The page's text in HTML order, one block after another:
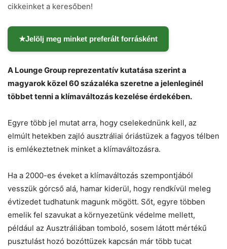
cikkeinket a keresőben!
★Jelölj meg minket preferált forrásként
A Lounge Group reprezentatív kutatása szerint a
magyarok közel 60 százaléka szeretne a jelenleginél
többet tenni a klímaváltozás kezelése érdekében.
Egyre több jel mutat arra, hogy cselekednünk kell, az
elmúlt hetekben zajló ausztráliai óriástüzek a fagyos télben
is emlékeztetnek minket a klímaváltozásra.
Ha a 2000-es éveket a klímaváltozás szempontjából
vesszük górcső alá, hamar kiderül, hogy rendkívül meleg
évtizedet tudhatunk magunk mögött. Sőt, egyre többen
emelik fel szavukat a környezetünk védelme mellett,
például az Ausztráliában tomboló, sosem látott mértékű
pusztulást hozó bozóttüzek kapcsán már több tucat